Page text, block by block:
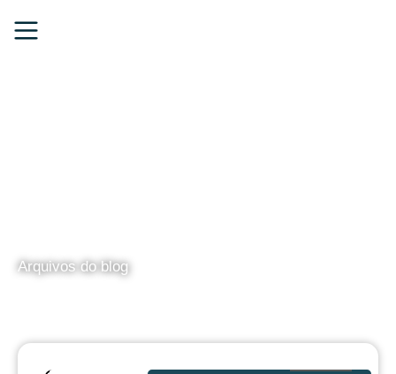
Arquivos do blog